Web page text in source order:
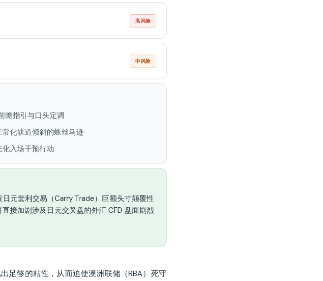
高风险
中风险
瞻指引与口头定调
化轨道倾斜的蛛丝马迹
入场干预行动
元套利交易（Carry Trade）巨额头寸颠覆性
接加剧涉及日元交叉盘的外汇 CFD 盘面剧烈
足够的粘性，从而迫使澳洲联储（RBA）死守